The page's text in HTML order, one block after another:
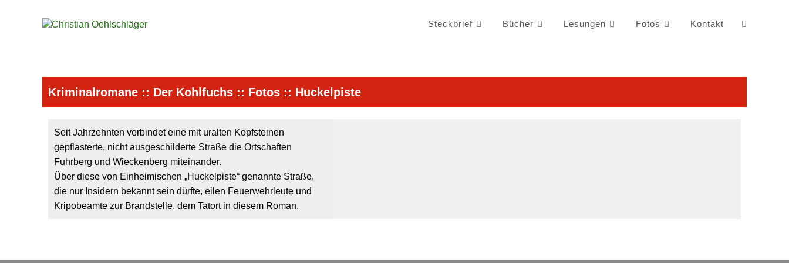
Steckbrief Bücher Lesungen Fotos Kontakt
Kriminalromane :: Der Kohlfuchs :: Fotos :: Huckelpiste
Seit Jahrzehnten verbindet eine mit uralten Kopfsteinen
gepflasterte, nicht ausgeschilderte Straße die Ortschaften
Fuhrberg und Wieckenberg miteinander.
Über diese von Einheimischen „Huckelpiste“ genannte Straße,
die nur Insidern bekannt sein dürfte, eilen Feuerwehrleute und
Kripobeamte zur Brandstelle, dem Tatort in diesem Roman.